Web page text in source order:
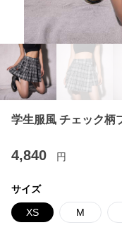
学生服風 チェック柄
4,840 円
サイズ
XS M